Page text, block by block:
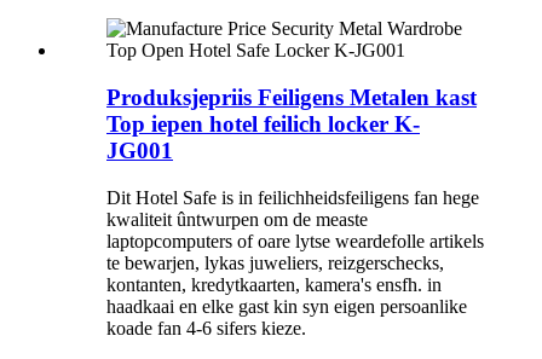
Produksjepriis Feiligens Metalen kast
Top iepen hotel feilich locker K-
JG001
Dit Hotel Safe is in feilichheidsfeiligens fan hege
kwaliteit ûntwurpen om de measte
laptopcomputers of oare lytse weardefolle artikels
te bewarjen, lykas juweliers, reizgerschecks,
kontanten, kredytkaarten, kamera's ensfh. in
haadkaai en elke gast kin syn eigen persoanlike
koade fan 4-6 sifers kieze.